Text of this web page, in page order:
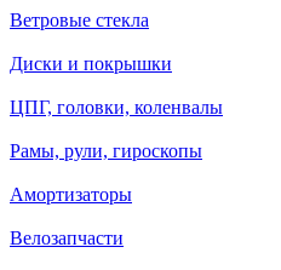
Ветровые стекла
Диски и покрышки
ЦПГ, головки, коленвалы
Рамы, рули, гироскопы
Амортизаторы
Велозапчасти